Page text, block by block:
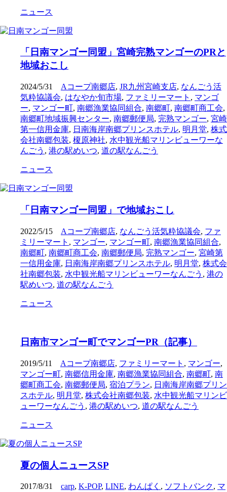
ニュース
「日南マンゴー同盟」宮崎完熟マンゴーのPRと
地域おこし
2024/5/31 Aコープ南郷店, JR九州宮崎支店, なんごう活
気粋協議会, はなやか旬市場, ファミリーマート , マンゴ
ー, マンゴー町, 南郷漁業協同組合, 南郷町, 南郷町商工会,
南郷町地域振興センター, 南郷郵便局, 完熟マンゴー, 宮崎
第一信用金庫, 日南海岸南郷プリンスホテル, 明月堂, 株式
会社南郷包装, 榎原神社, 水中観光船マリンビューワーな
んごう , 港の駅めいつ, 道の駅なんごう
ニュース
「日南マンゴー同盟」で地域おこし
2022/5/15 Aコープ南郷店, なんごう活気粋協議会, ファ
ミリーマート , マンゴー, マンゴー町, 南郷漁業協同組合,
南郷町, 南郷町商工会, 南郷郵便局, 完熟マンゴー, 宮崎第
一信用金庫, 日南海岸南郷プリンスホテル, 明月堂, 株式会
社南郷包装, 水中観光船マリンビューワーなんごう , 港の
駅めいつ, 道の駅なんごう
ニュース
日南市マンゴー町でマンゴーPR（記事）
2019/5/11 Aコープ南郷店, ファミリーマート , マンゴー,
マンゴー町, 南郷信用金庫, 南郷漁業協同組合, 南郷町, 南
郷町商工会, 南郷郵便局, 宿泊プラン, 日南海岸南郷プリン
スホテル, 明月堂, 株式会社南郷包装, 水中観光船マリンビ
ューワーなんごう , 港の駅めいつ, 道の駅なんごう
ニュース
夏の個人ニュースSP
2017/8/31 carp, K-POP, LINE, わんぱく , ソフトバンク, マ